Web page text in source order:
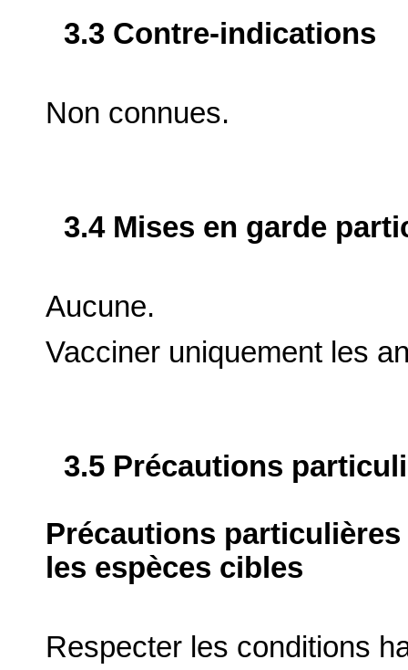
3.3 Contre-indications
Non connues.
3.4 Mises en garde
Aucune.
Vacciner uniquement les
3.5 Précautions
Précautions
les espèces cibles
Respecter les conditions